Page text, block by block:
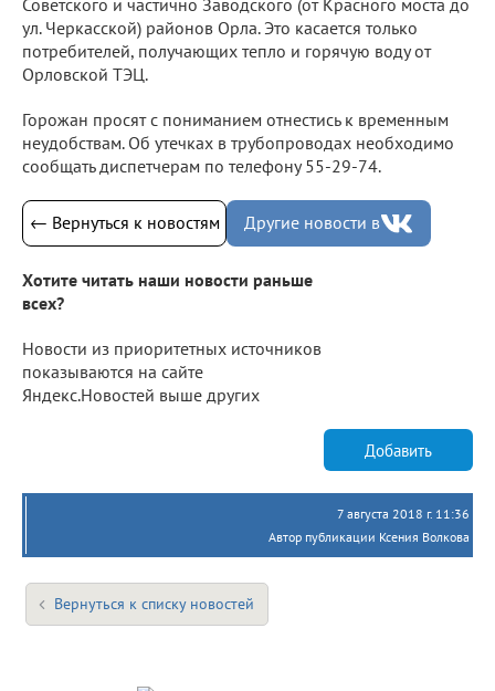
ул. Черкасской) районов Орла. Это касается только
потребителей, получающих тепло и горячую воду от
Орловской ТЭЦ.
Горожан просят с пониманием отнестись к временным
неудобствам. Об утечках в трубопроводах необходимо
сообщать диспетчерам по телефону 55-29-74.
← Вернуться к новостям Другие новости в
Хотите читать наши новости раньше
всех?
Новости из приоритетных источников
показываются на сайте
Яндекс.Новостей выше других
Добавить
7 августа 2018 г. 11:36
Автор публикации Ксения Волкова
Вернуться к списку новостей